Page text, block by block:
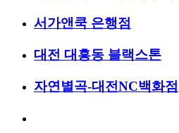
서가앤쿡 은행점
대전 대흥동 블랙스톤
자연별곡-대전NC백화점